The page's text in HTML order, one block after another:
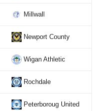
Millwall
Newport County
Wigan Athletic
Rochdale
Peterboroug United